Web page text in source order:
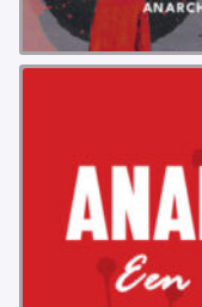
WERKGROEP
ANARCHISME –
OTTO SLAVEFORCE
JUMBO